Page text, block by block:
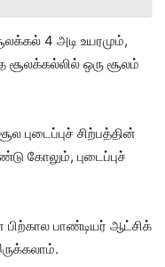
4 அடி உயரமும்,
ஒரு சூலம்
புடைப்புச் சிற்பத்தின்
கோலும், புடைப்புச்
பிற்கால பாண்டியர் ஆட்சிக்